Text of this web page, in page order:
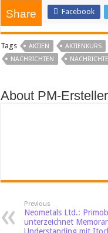
Share Facebook
Tags AKTIEN AKTIENKURS
NACHRICHTEN
About PM-Ersteller
Previous
Neometals Ltd.:
unterzeichnet